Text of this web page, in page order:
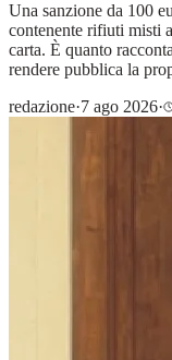
Una sanzione da 100
contenente rifiuti misti
carta. È quanto
rendere pubblica la
redazione·7 ago 2026·